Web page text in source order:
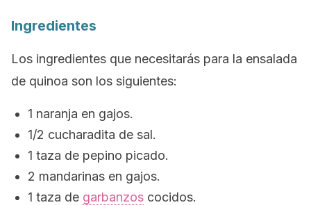
Ingredientes
Los ingredientes que necesitarás para la ensalada
de quinoa son los siguientes:
1 naranja en gajos.
1/2 cucharadita de sal.
1 taza de pepino picado.
2 mandarinas en gajos.
1 taza de garbanzos cocidos.